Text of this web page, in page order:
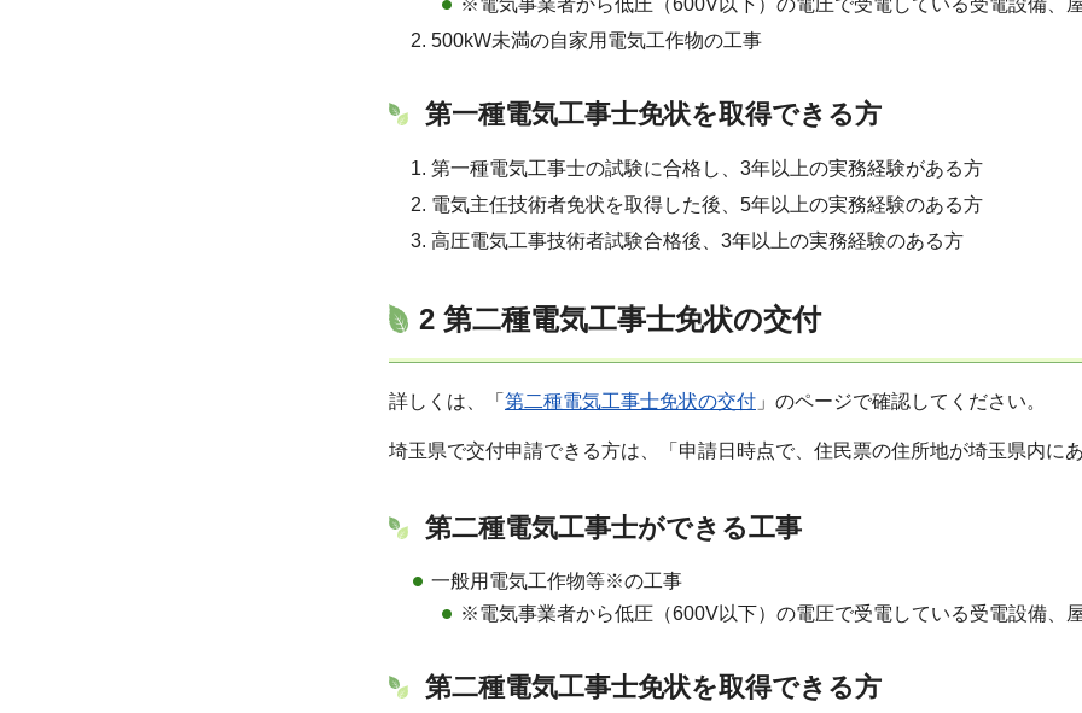
※電気事業者から低圧（600V以下）の電圧で受電している受電設備、
500kW未満の自家用電気工作物の工事
第一種電気工事士免状を取得できる方
第一種電気工事士の試験に合格し、3年以上の実務経験がある方
電気主任技術者免状を取得した後、5年以上の実務経験のある方
高圧電気工事技術者試験合格後、3年以上の実務経験のある方
2 第二種電気工事士免状の交付
詳しくは、「 第二種電気工事士免状の交付 」のページで確認してください。
埼玉県で交付申請できる方は、「申請日時点で、住民票の住所地が埼玉県内に
第二種電気工事士ができる工事
一般用電気工作物等※の工事
※電気事業者から低圧（600V以下）の電圧で受電している受電設備、
第二種電気工事士免状を取得できる方